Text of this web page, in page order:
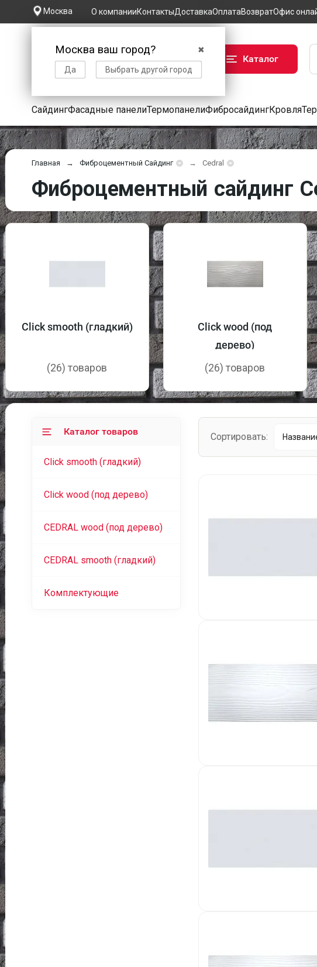
Москва
✖
Москва ваш город?
Да Выбрать другой город
О компанииКонтактыДоставкаОплатаВозвратОфис
Каталог
СайдингФасадные панелиТермопанелиФибросайдингКровля
Главная Фиброцементный Сайдинг Cedral
Фиброцементный сайдинг
Click smooth (гладкий)
(26) товаров
Click wood (под
дерево)
(26) товаров
Сортировать:
Каталог товаров
Click smooth (гладкий)
Click wood (под дерево)
CEDRAL wood (под дерево)
CEDRAL smooth (гладкий)
Комплектующие